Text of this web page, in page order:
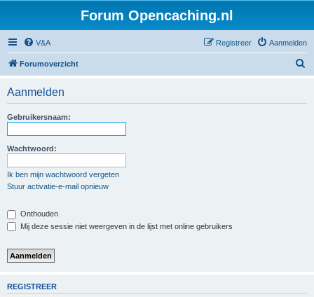
Forum Opencaching.nl
V&A Aanmelden
Registreer
Forumoverzicht
Aanmelden
Gebruikersnaam:
Wachtwoord:
Ik ben mijn wachtwoord vergeten
Stuur activatie-e-mail opnieuw
Onthouden
Mij deze sessie niet weergeven in de lijst met online gebruikers
REGISTREER